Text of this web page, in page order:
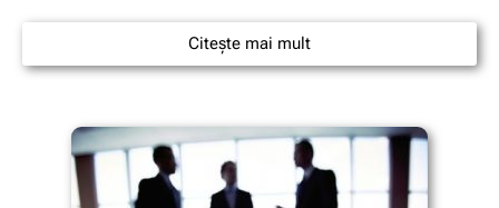
Citește mai mult